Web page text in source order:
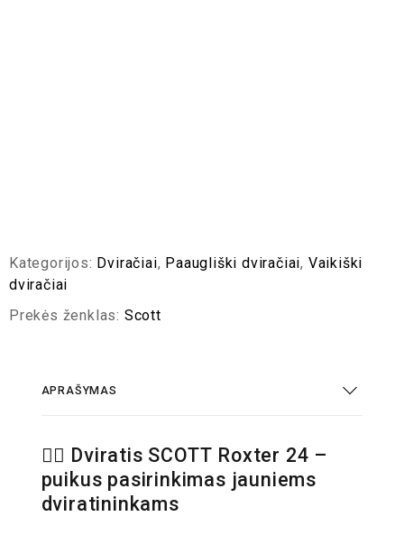
Kategorijos: Dviračiai, Paaugliški dviračiai, Vaikiški
dviračiai
Prekės ženklas: Scott
APRAŠYMAS
🚴‍♀️ Dviratis SCOTT Roxter 24 –
puikus pasirinkimas jauniems
dviratininkams